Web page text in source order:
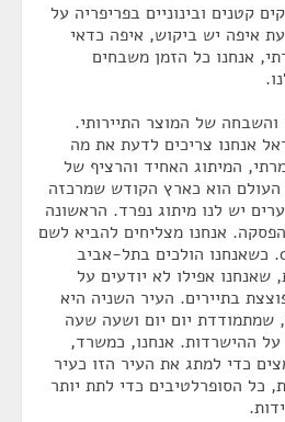
קטנים ובינוניים בפריפריה על
איפה יש ביקוש, איפה כדאי
אנחנו כל הזמן משבחים
של המוצר התיירותי.
אנחנו צריכים לדעת את מה
המיתוג האחיד והרציף של
העולם הוא כארץ הקודש שמרכזה
יש לנו מיתוג נפרד. הראשונה
אנחנו מצליחים להביא לשם
את האנשים ל-city break. כשאנחנו הולכים בתל-אביב
אפילו לא יודעים על
בתיירים. העיר השניה היא
שמתמודדת יום יום ושעה שעה
ההישרדות. אנחנו, כמשרד,
כדי למתג את העיר הזו כעיר
כל הסופרלטיבים כדי לתת יותר